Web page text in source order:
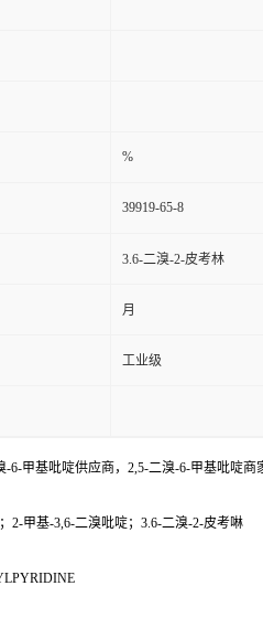
%
39919-65-8
3.6-二溴-2-皮考林
月
工业级
-6-甲基吡啶供应商，2,5-二溴-6-甲基吡啶
2-甲基-3,6-二溴吡啶；3.6-二溴-2-皮考啉